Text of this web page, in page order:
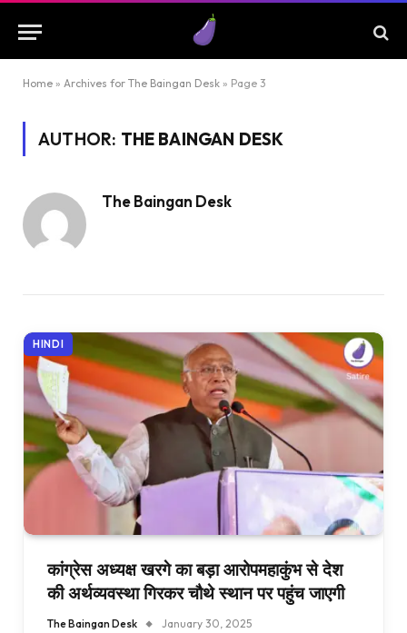
Home » Archives for The Baingan Desk » Page 3
AUTHOR: THE BAINGAN DESK
The Baingan Desk
HINDI
कांग्रेस अध्यक्ष खरगे का बड़ा आरोपमहाकुंभ से देश
की अर्थव्यवस्था गिरकर चौथे स्थान पर पहुंच जाएगी
The Baingan Desk January 30, 2025